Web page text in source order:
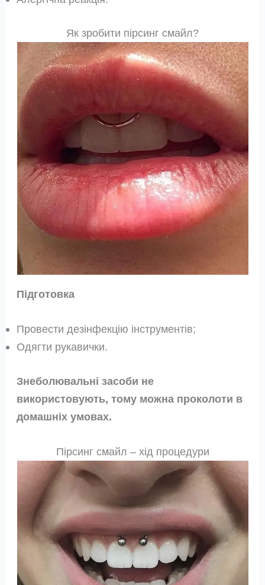
Як зробити пірсинг смайл?
Підготовка
Провести дезінфекцію інструментів;
Одягти рукавички.
Знеболювальні засоби не
використовують, тому можна проколоти в
домашніх умовах.
Пірсинг смайл – хід процедури